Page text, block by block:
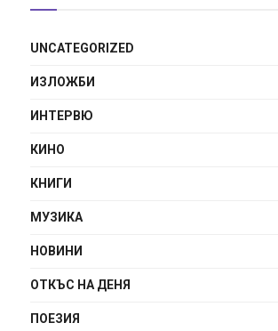
UNCATEGORIZED
ИЗЛОЖБИ
ИНТЕРВЮ
КИНО
КНИГИ
МУЗИКА
НОВИНИ
ОТКЪС НА ДЕНЯ
ПОЕЗИЯ